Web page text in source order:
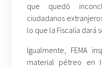
que quedó
ciudadanos
lo que la Fiscalía dará
Igualmente, FEMA
material pétreo en